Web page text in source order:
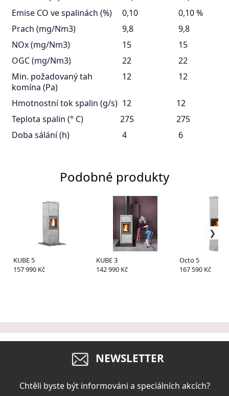
Emise CO ve spalinách (%)
0,10
0,10 %
Prach (mg/Nm3)
9,8
9,8
NOx (mg/Nm3)
15
15
OGC (mg/Nm3)
22
22
Min. požadovaný tah
komína (Pa)
12 12
Hmotnostní tok spalin (g/s) 12
12
Teplota spalin (° C)
275
275
Doba sálání (h)
4 6
Podobné produkty
KUBE 5
157 990 Kč
KUBE 3
142 990 Kč
Octo 5
167 590 Kč
NEWSLETTER
Chtěli byste být informováni a speciálních akcích?